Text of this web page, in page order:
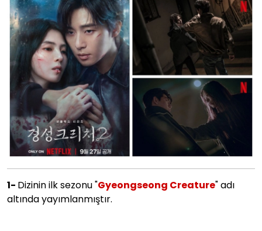
1- Dizinin ilk sezonu "Gyeongseong Creature" adı
altında yayımlanmıştır.